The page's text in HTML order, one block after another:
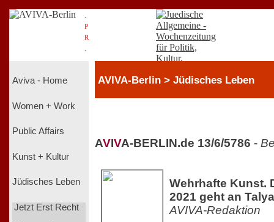
P
R
Aviva - Home
Women + Work
Public Affairs
Kunst + Kultur
Jüdisches Leben
Jetzt Erst Recht
AVIVA-Berlin > Jüdisches Leben
AVIVA-BERLIN.de 13/6/5786 -
Wehrhafte Kunst.
2021 geht an
AVIVA-Redaktion